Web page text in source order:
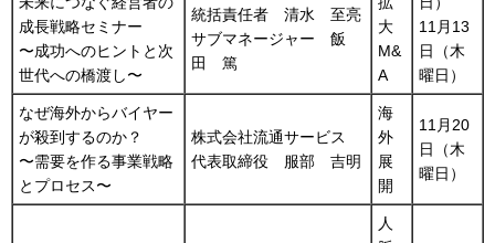
成長戦略セミナー
〜成功へのヒントと次
世代への橋渡し〜
統括責任者 清水 至亮
サブマネージャー 飯
田 篤
大
M&
A
11月13
日（木
曜日）
なぜ海外からバイヤー
が殺到するのか？
〜需要を作る事業戦略
とプロセス〜
株式会社流通サービス
代表取締役 服部 吉明
海
外
展
開
11月20
日（木
曜日）
人